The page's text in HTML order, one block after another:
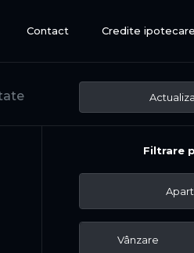
Contact Credite ipotecare
Filtrare
Vânzare